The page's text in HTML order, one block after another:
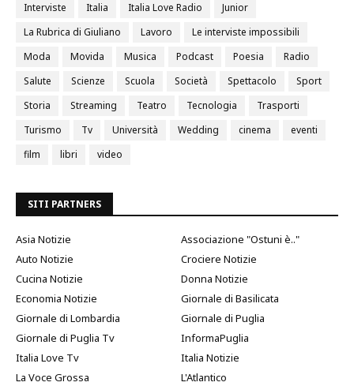
Interviste
Italia Italia Love Radio
Junior
La Rubrica di Giuliano
Lavoro
Le interviste impossibili
Moda
Movida Musica Podcast Poesia
Radio
Salute
Scienze Scuola Società Spettacolo
Sport
Storia
Streaming Teatro Tecnologia
Trasporti
Turismo
Tv Università Wedding cinema
eventi
film
libri video
SITI PARTNERS
Asia Notizie
Associazione "Ostuni è.."
Auto Notizie
Crociere Notizie
Cucina Notizie
Donna Notizie
Economia Notizie
Giornale di Basilicata
Giornale di Lombardia
Giornale di Puglia
Giornale di Puglia Tv
InformaPuglia
Italia Love Tv
Italia Notizie
La Voce Grossa
L'Atlantico